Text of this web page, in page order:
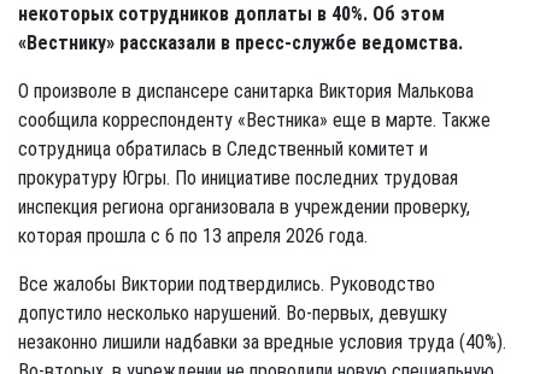
некоторых сотрудников доплаты в 40%. Об этом
«Вестнику» рассказали в пресс-службе ведомства.
О произволе в диспансере санитарка Виктория Малькова
сообщила корреспонденту «Вестника» еще в марте. Также
сотрудница обратилась в Следственный комитет и
прокуратуру Югры. По инициативе последних трудовая
инспекция региона организовала в учреждении проверку,
которая прошла с 6 по 13 апреля 2026 года.
Все жалобы Виктории подтвердились. Руководство
допустило несколько нарушений. Во-первых, девушку
незаконно лишили надбавки за вредные условия труда (40%).